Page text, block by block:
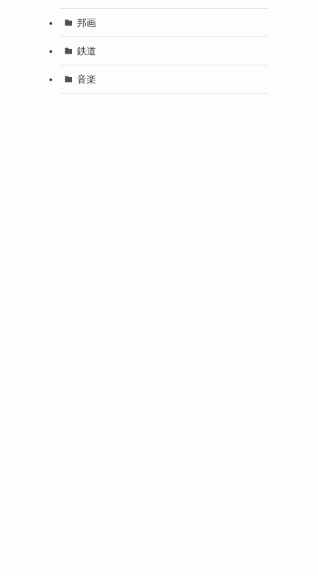
邦画
鉄道
音楽